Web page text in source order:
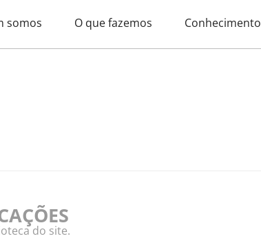
somos O que fazemos Conhecimento
do site.